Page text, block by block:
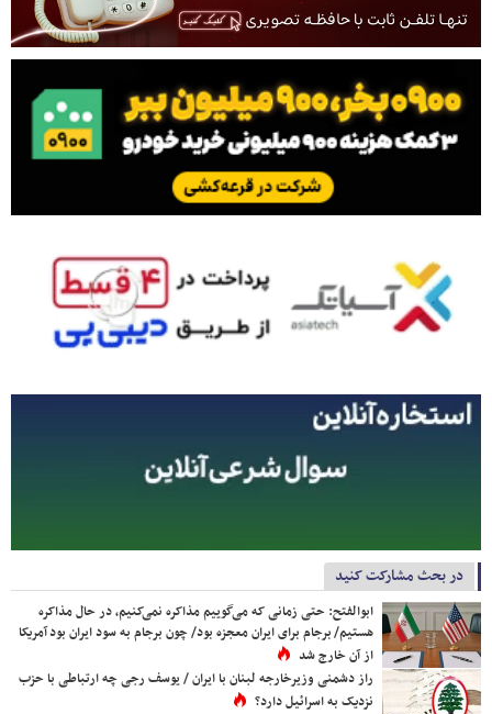
در بحث مشارکت کنید
ابوالفتح: حتی زمانی که می‌گوییم مذاکره نمی‌کنیم، در حال مذاکره
هستیم/ برجام برای ایران معجزه بود/ چون برجام به سود ایران بود آمریکا
از آن خارج شد
راز دشمنی وزیرخارجه لبنان با ایران / یوسف رجی چه ارتباطی با حزب
نزدیک به اسرائیل دارد؟